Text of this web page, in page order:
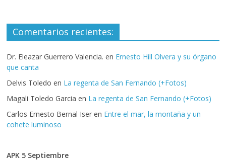
Comentarios recientes:
Dr. Eleazar Guerrero Valencia. en Ernesto Hill Olvera y su órgano
que canta
Delvis Toledo en La regenta de San Fernando (+Fotos)
Magali Toledo Garcia en La regenta de San Fernando (+Fotos)
Carlos Ernesto Bernal Iser en Entre el mar, la montaña y un
cohete luminoso
APK 5 Septiembre